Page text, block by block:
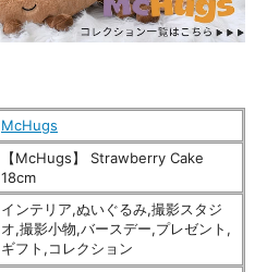
McHugs
【McHugs】 Strawberry Cake
18cm
インテリア,ぬいぐるみ,撮影スタジ
オ,撮影小物,バースデー,プレゼント,
ギフト,コレクション